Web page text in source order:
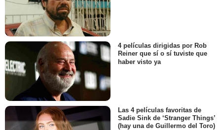
4 películas dirigidas por Rob
Reiner que sí o sí tuviste que
haber visto ya
Las 4 películas favoritas de
Sadie Sink de ‘Stranger Things’
(hay una de Guillermo del Toro)